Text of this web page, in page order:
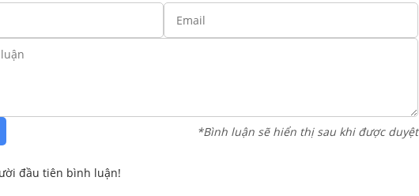
*Bình luận sẽ hiển thị sau khi được duyệt
đầu tiên bình luận!